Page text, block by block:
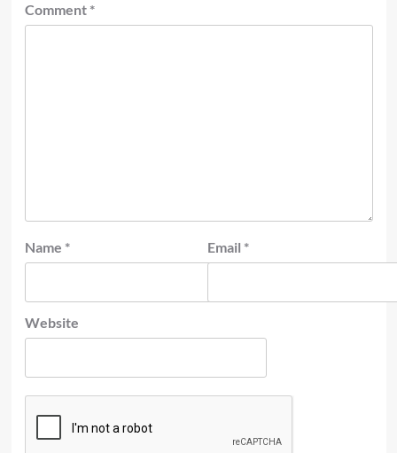
Comment *
Name * Email *
Website